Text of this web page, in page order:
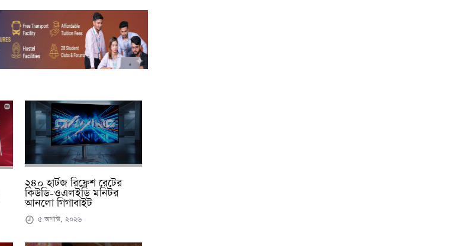
২৪০ হার্টজ রিফ্রেশ রেটের
কিউডি-ওএলইডি মনিটর
আনলো গিগাবাইট
৫ অগাস্ট, ২০২৬